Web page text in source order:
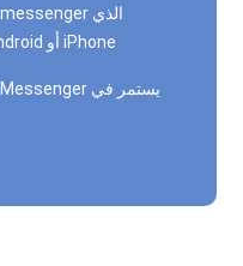
يستمر في التعطل على أجهزة Android أو iPhone